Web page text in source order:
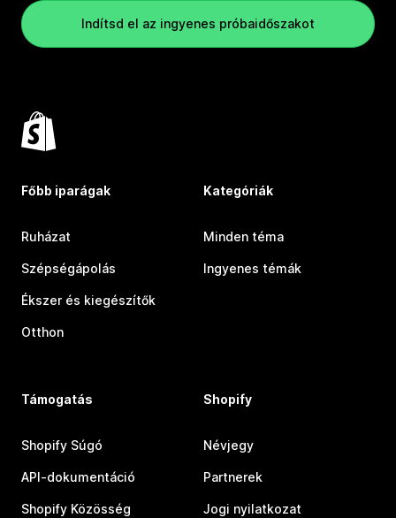
Indítsd el az ingyenes próbaidőszakot
Főbb iparágak
Ruházat
Szépségápolás
Ékszer és kiegészítők
Otthon
Kategóriák
Minden téma
Ingyenes témák
Támogatás
Shopify Súgó
API-dokumentáció
Shopify Közösség
Shopify
Névjegy
Partnerek
Jogi nyilatkozat